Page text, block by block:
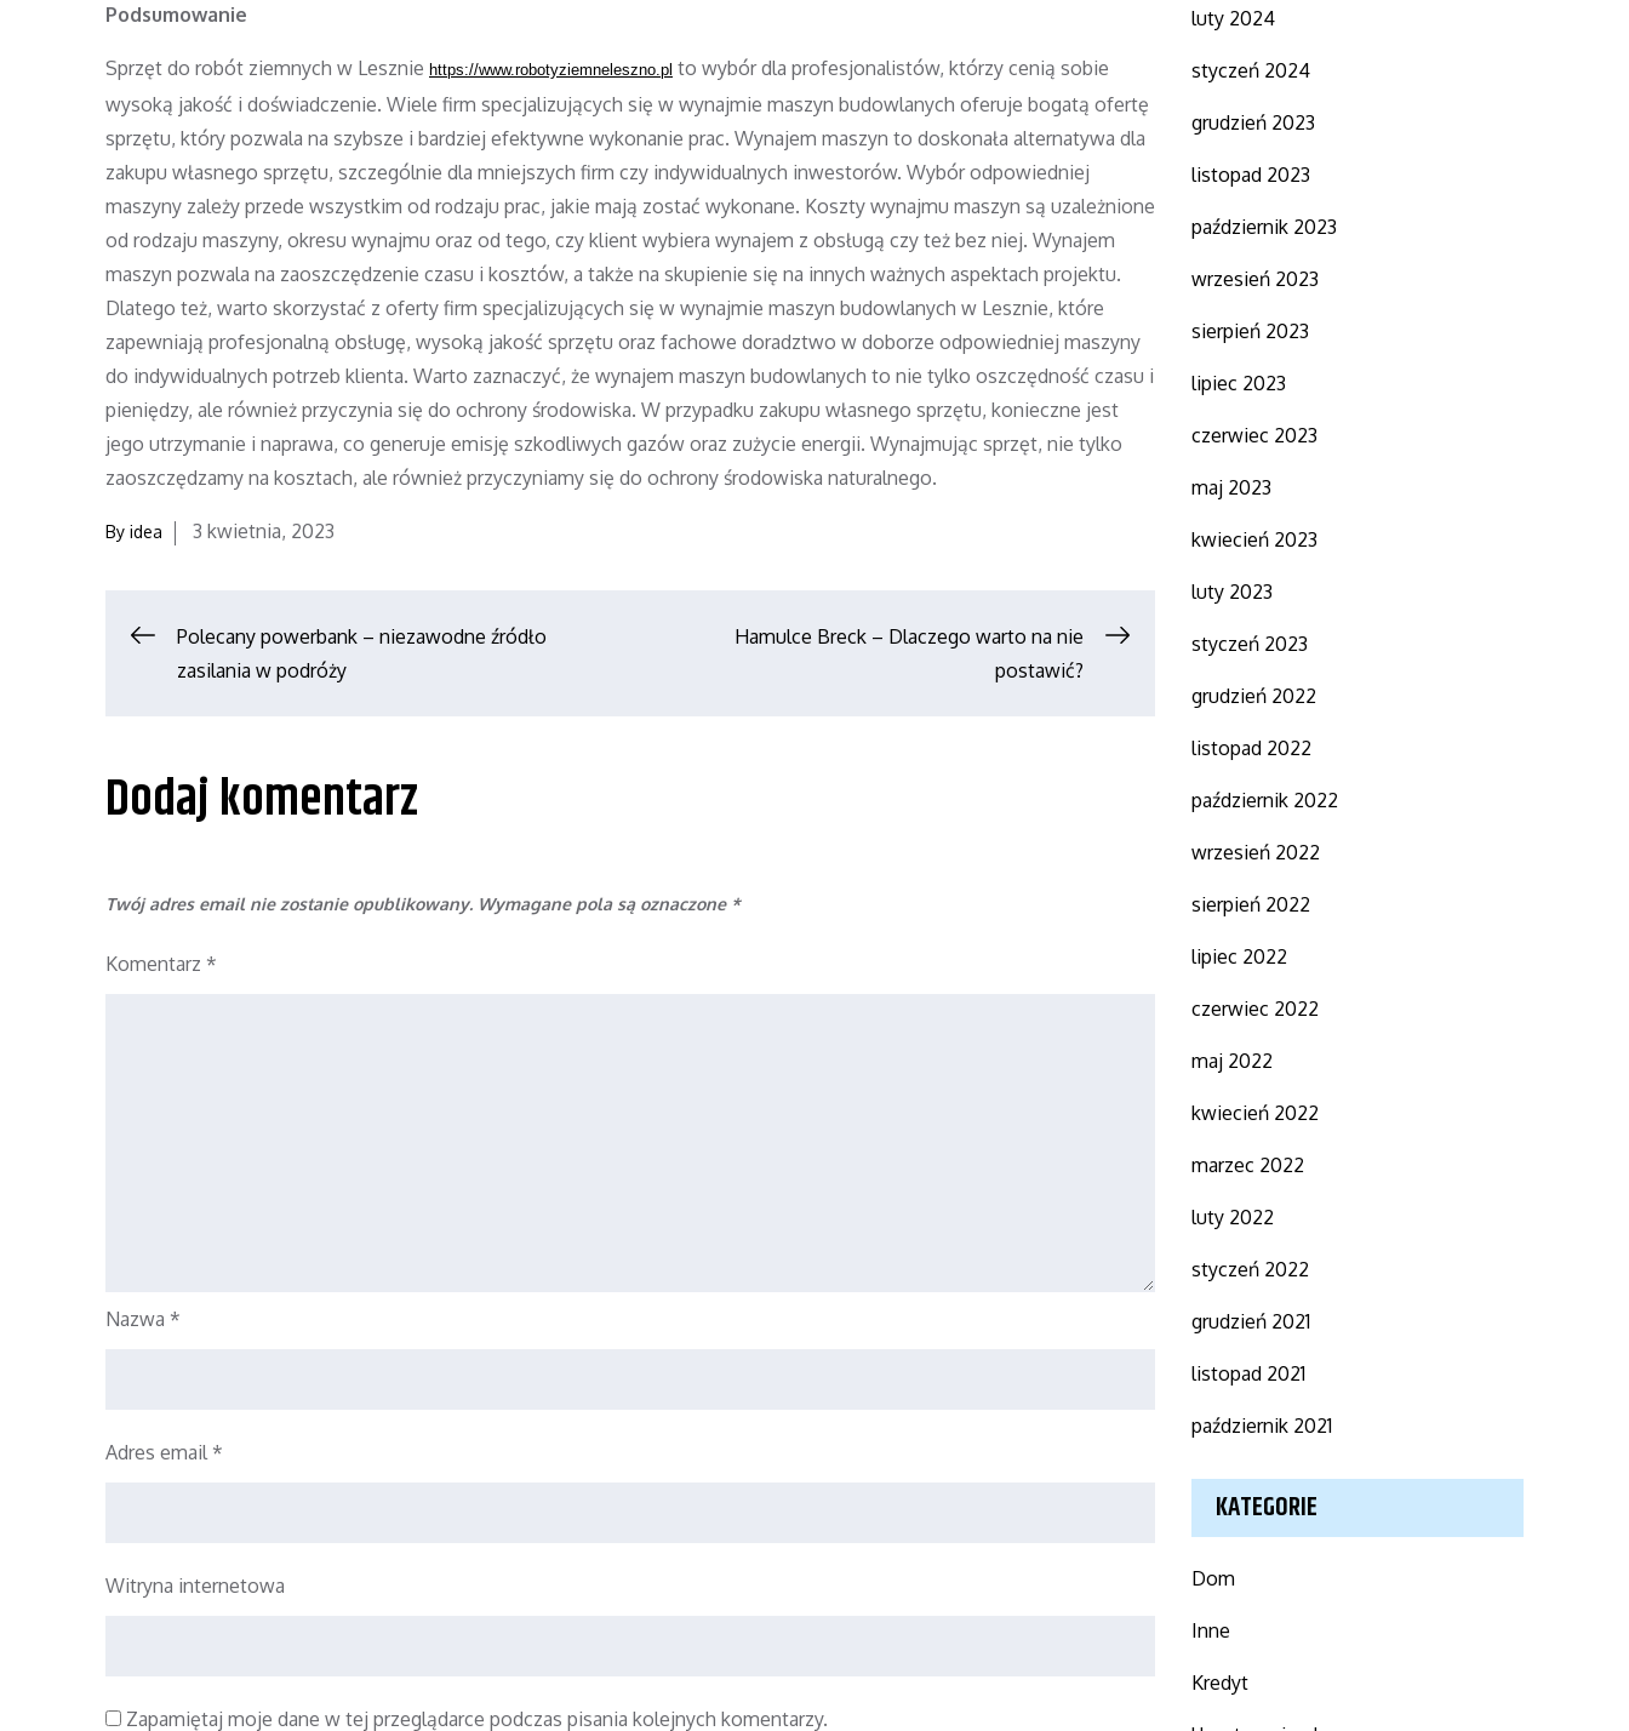
Podsumowanie
Sprzęt do robót ziemnych w Lesznie https://www.robotyziemneleszno.pl to wybór dla profesjonalistów, którzy cenią sobie
wysoką jakość i doświadczenie. Wiele firm specjalizujących się w wynajmie maszyn budowlanych oferuje bogatą ofertę
sprzętu, który pozwala na szybsze i bardziej efektywne wykonanie prac. Wynajem maszyn to doskonała alternatywa dla
zakupu własnego sprzętu, szczególnie dla mniejszych firm czy indywidualnych inwestorów. Wybór odpowiedniej
maszyny zależy przede wszystkim od rodzaju prac, jakie mają zostać wykonane. Koszty wynajmu maszyn są uzależnione
od rodzaju maszyny, okresu wynajmu oraz od tego, czy klient wybiera wynajem z obsługą czy też bez niej. Wynajem
maszyn pozwala na zaoszczędzenie czasu i kosztów, a także na skupienie się na innych ważnych aspektach projektu.
Dlatego też, warto skorzystać z oferty firm specjalizujących się w wynajmie maszyn budowlanych w Lesznie, które
zapewniają profesjonalną obsługę, wysoką jakość sprzętu oraz fachowe doradztwo w doborze odpowiedniej maszyny
do indywidualnych potrzeb klienta. Warto zaznaczyć, że wynajem maszyn budowlanych to nie tylko oszczędność czasu i
pieniędzy, ale również przyczynia się do ochrony środowiska. W przypadku zakupu własnego sprzętu, konieczne jest
jego utrzymanie i naprawa, co generuje emisję szkodliwych gazów oraz zużycie energii. Wynajmując sprzęt, nie tylko
zaoszczędzamy na kosztach, ale również przyczyniamy się do ochrony środowiska naturalnego.
By idea
Posted
3 kwietnia, 2023
Nawigacja
Polecany powerbank – niezawodne źródło
zasilania w podróży
Hamulce Breck – Dlaczego warto na nie
postawić?
Dodaj komentarz
Twój adres email nie zostanie opublikowany. Wymagane pola są oznaczone *
Komentarz *
Nazwa *
Adres email *
Witryna internetowa
Zapamiętaj moje dane w tej przeglądarce podczas pisania kolejnych komentarzy.
luty 2024
styczeń 2024
grudzień 2023
listopad 2023
październik 2023
wrzesień 2023
sierpień 2023
lipiec 2023
czerwiec 2023
maj 2023
kwiecień 2023
luty 2023
styczeń 2023
grudzień 2022
listopad 2022
październik 2022
wrzesień 2022
sierpień 2022
lipiec 2022
czerwiec 2022
maj 2022
kwiecień 2022
marzec 2022
luty 2022
styczeń 2022
grudzień 2021
listopad 2021
październik 2021
KATEGORIE
Dom
Inne
Kredyt